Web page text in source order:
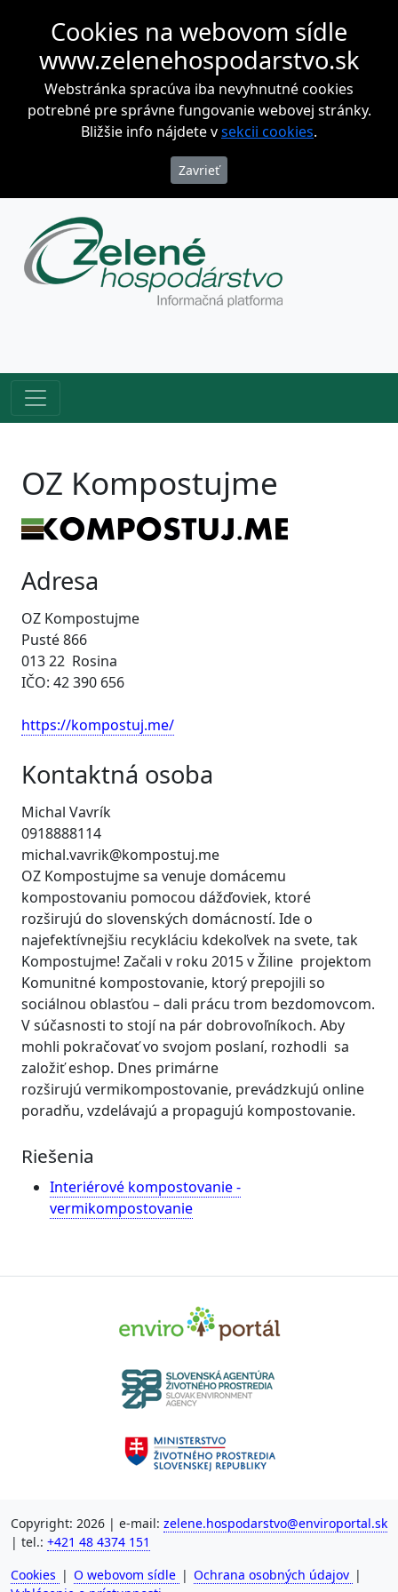
Cookies na webovom sídle
www.zelenehospodarstvo.sk
Webstránka spracúva iba nevyhnutné cookies
potrebné pre správne fungovanie webovej stránky.
Bližšie info nájdete vsekcii cookies.
OZ Kompostujme
Adresa
OZ Kompostujme
Pusté 866
013 22 Rosina
IČO: 42 390 656
https://kompostuj.me/
Kontaktná osoba
Michal Vavrík
0918888114
michal.vavrik@kompostuj.me
OZ Kompostujme sa venuje domácemu
kompostovaniu pomocou dážďoviek, ktoré
rozširujú do slovenských domácností. Ide o
najefektívnejšiu recykláciu kdekoľvek na svete, tak
Kompostujme! Začali v roku 2015 v Žiline projektom
Komunitné kompostovanie, ktorý prepojili so
sociálnou oblasťou – dali prácu trom bezdomovcom.
V súčasnosti to stojí na pár dobrovoľníkoch. Aby
mohli pokračovať vo svojom poslaní, rozhodli sa
založiť eshop. Dnes primárne
rozširujú vermikompostovanie, prevádzkujú online
poradňu, vzdelávajú a propagujú kompostovanie.
Riešenia
Interiérové kompostovanie -
vermikompostovanie
Copyright: 2026 | e-mail: zelene.hospodarstvo@enviroportal.sk
| tel.: +421 48 4374 151
Cookies | O webovom sídle | Ochrana osobných údajov |